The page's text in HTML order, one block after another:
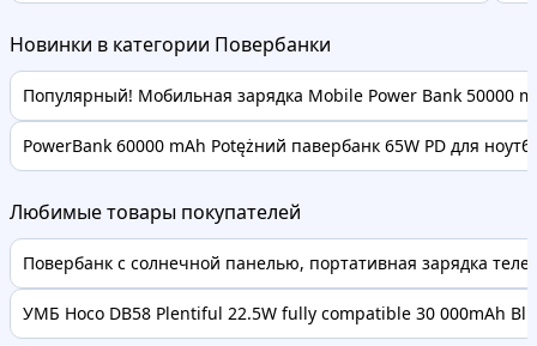
Новинки в категории Повербанки
Популярный! Мобильная зарядка Mobile Power Bank 50000
PowerBank 60000 mAh Potężний павербанк 65W PD для
Любимые товары покупателей
Повербанк с солнечной панелью, портативная зарядка
УМБ Hoco DB58 Plentiful 22.5W fully compatible 30 000mAh